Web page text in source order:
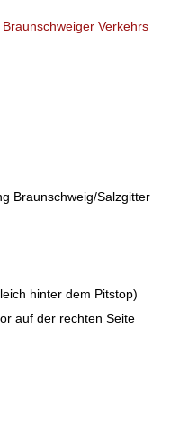
Braunschweiger Verkehrs
Braunschweig/Salzgitter
hinter dem Pitstop)
auf der rechten Seite